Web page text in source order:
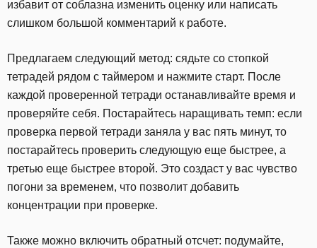
избавит от соблазна изменить оценку или написать
слишком большой комментарий к работе.
Предлагаем следующий метод: сядьте со стопкой
тетрадей рядом с таймером и нажмите старт. После
каждой проверенной тетради останавливайте время и
проверяйте себя. Постарайтесь наращивать темп: если
проверка первой тетради заняла у вас пять минут, то
постарайтесь проверить следующую еще быстрее, а
третью еще быстрее второй. Это создаст у вас чувство
погони за временем, что позволит добавить
концентрации при проверке.
Также можно включить обратный отсчет: подумайте,